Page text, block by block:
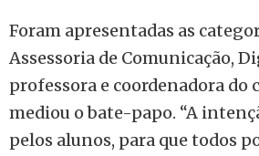
Foram apresentadas as
Assessoria de Comunicação,
professora e coordenadora do
mediou o bate-papo. “A
pelos alunos, para que todos